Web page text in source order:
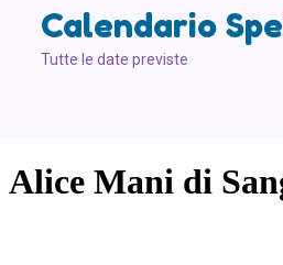
Calendario
Tutte le date previste
Alice Mani di